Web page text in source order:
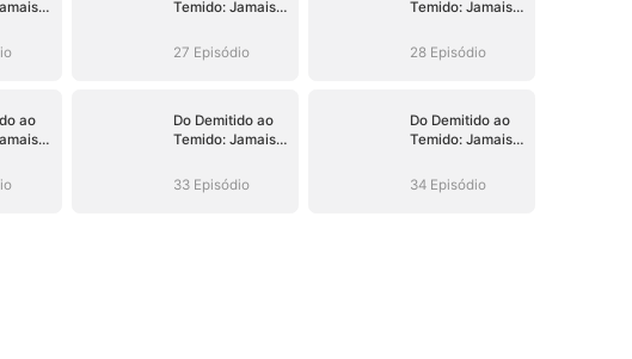
Temido: Jamais
27 Episódio
Temido: Jamais
28 Episódio
ao
Do Demitido ao
Temido: Jamais
33 Episódio
Do Demitido ao
Temido: Jamais
34 Episódio